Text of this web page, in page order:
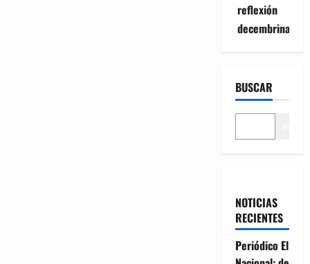
reflexión
decembrina
BUSCAR
NOTICIAS
RECIENTES
Periódico El